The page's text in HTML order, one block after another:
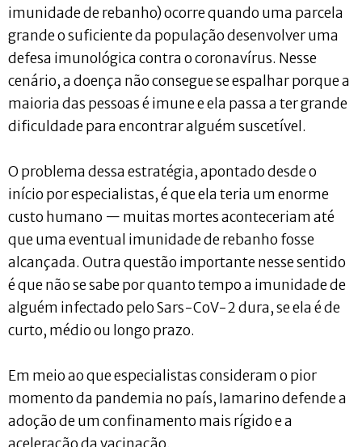
imunidade de rebanho) ocorre quando uma parcela
grande o suficiente da população desenvolver uma
defesa imunológica contra o coronavírus. Nesse
cenário, a doença não consegue se espalhar porque a
maioria das pessoas é imune e ela passa a ter grande
dificuldade para encontrar alguém suscetível.
O problema dessa estratégia, apontado desde o
início por especialistas, é que ela teria um enorme
custo humano — muitas mortes aconteceriam até
que uma eventual imunidade de rebanho fosse
alcançada. Outra questão importante nesse sentido
é que não se sabe por quanto tempo a imunidade de
alguém infectado pelo Sars-CoV-2 dura, se ela é de
curto, médio ou longo prazo.
Em meio ao que especialistas consideram o pior
momento da pandemia no país, Iamarino defende a
adoção de um confinamento mais rígido e a